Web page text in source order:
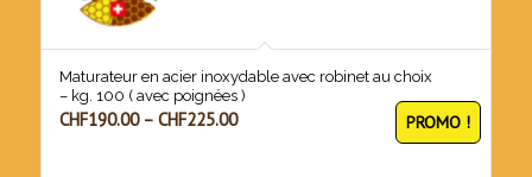
Maturateur en acier inoxydable avec robinet au choix
– kg. 100 ( avec poignées )
CHF190.00– CHF225.00 PROMO !